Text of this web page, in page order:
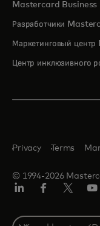
Mastercard Business
Разработчики
Маркетинговый
Центр инклюзивного
© 1994-2026
Privacy Terms
Select